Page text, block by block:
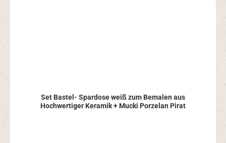
Set Bastel- Spardose weiß zum Bemalen aus
Hochwertiger Keramik + Mucki Porzelan Pirat